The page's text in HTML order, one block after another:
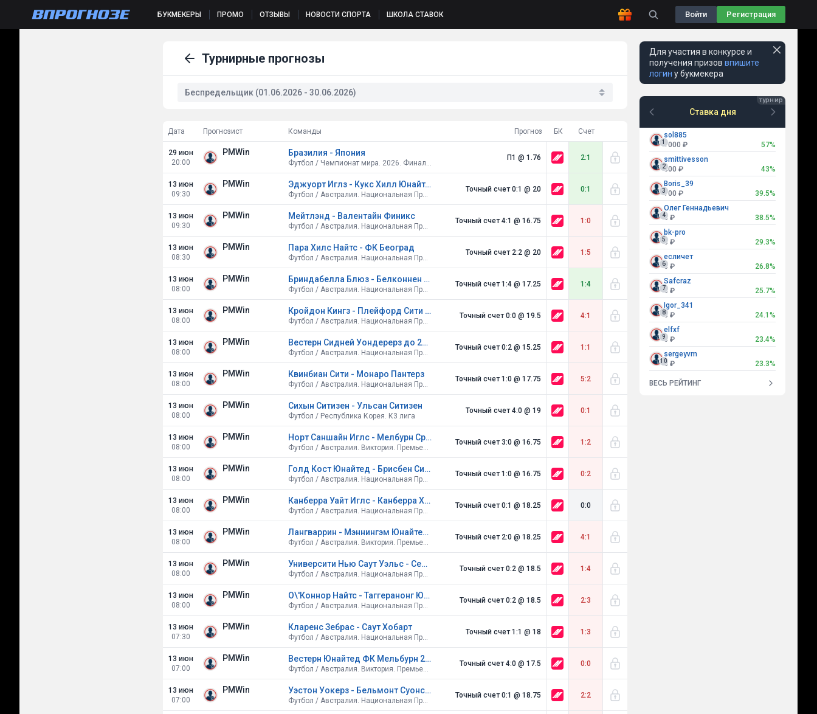
БУКМЕКЕРЫ ПРОМО ОТЗЫВЫ НОВОСТИ СПОРТА ШКОЛА СТАВОК Войти Регистрация
Турнирные прогнозы
Беспредельщик (01.06.2026 - 30.06.2026)
Дата Прогнозист Команды Прогноз БК Счет
29 июн
20:00
PMWin Бразилия - Япония
Футбол / Чемпионат мира. 2026. Финальный турнир. США, Канада, Мексика. Плей-офф. 1/16 финала
П1 @ 1.76 2:1
13 июн
09:30
PMWin Эджуорт Иглз - Кукс Хилл Юнайтед
Футбол / Австралия. Национальная Премьер-лига. Новый Южный Уэльс. Север
Точный счет 0:1 @ 20 0:1
13 июн
09:30
PMWin Мейтлэнд - Валентайн Финикс
Футбол / Австралия. Национальная Премьер-лига. Новый Южный Уэльс. Север
Точный счет 4:1 @ 16.75 1:0
13 июн
08:30
PMWin Пара Хилс Найтс - ФК Београд
Футбол / Австралия. Национальная Премьер-лига. Южная Австралия
Точный счет 2:2 @ 20 1:5
13 июн
08:00
PMWin Бриндабелла Блюз - Белконнен Юнайтед
Футбол / Австралия. Национальная Премьер-лига. Столичная территория
Точный счет 1:4 @ 17.25 1:4
13 июн
08:00
PMWin Кройдон Кингз - Плейфорд Сити Пэтриотс
Футбол / Австралия. Национальная Премьер-лига. Южная Австралия
Точный счет 0:0 @ 19.5 4:1
13 июн
08:00
PMWin Вестерн Сидней Уондерерз до 21 - Сент-Джордж Сити ФА
Футбол / Австралия. Национальная Премьер-лига. Новый Южный Уэльс
Точный счет 0:2 @ 15.25 1:1
13 июн
08:00
PMWin Квинбиан Сити - Монаро Пантерз
Футбол / Австралия. Национальная Премьер-лига. Столичная территория
Точный счет 1:0 @ 17.75 5:2
13 июн
08:00
PMWin Сихын Ситизен - Ульсан Ситизен
Футбол / Республика Корея. К3 лига
Точный счет 4:0 @ 19 0:1
13 июн
08:00
PMWin Норт Саншайн Иглс - Мелбурн Србия
Футбол / Австралия. Виктория. Премьер-лига 1
Точный счет 3:0 @ 16.75 1:2
13 июн
08:00
PMWin Голд Кост Юнайтед - Брисбен Сити
Футбол / Австралия. Национальная Премьер-лига. Квинсленд
Точный счет 1:0 @ 16.75 0:2
13 июн
08:00
PMWin Канберра Уайт Иглс - Канберра Хорватия
Футбол / Австралия. Национальная Премьер-лига. Столичная территория
Точный счет 0:1 @ 18.25 0:0
13 июн
08:00
PMWin Лангваррин - Мэннингэм Юнайтед Блюз
Футбол / Австралия. Виктория. Премьер-лига 1
Точный счет 2:0 @ 18.25 4:1
13 июн
08:00
PMWin Университи Нью Саут Уэльс - Сент-Джордж Саинтс
Футбол / Австралия. Национальная Премьер-лига. Новый Южный Уэльс
Точный счет 0:2 @ 18.5 1:4
13 июн
08:00
PMWin О\'Коннор Найтс - Таггеранонг Юнайтед
Футбол / Австралия. Национальная Премьер-лига. Столичная территория
Точный счет 0:2 @ 18.5 2:3
13 июн
07:30
PMWin Кларенс Зебрас - Саут Хобарт
Футбол / Австралия. Национальная Премьер-лига. Тасмания
Точный счет 1:1 @ 18 1:3
13 июн
07:00
PMWin Вестерн Юнайтед ФК Мельбурн 2 - Порт Мельбурн Шаркс
Футбол / Австралия. Виктория. Премьер-лига 1
Точный счет 4:0 @ 17.5 0:0
13 июн
07:00
PMWin Уэстон Уокерз - Бельмонт Суонси Юнайтед
Футбол / Австралия. Национальная Премьер-лига. Новый Южный Уэльс. Север
Точный счет 0:1 @ 18.75 2:2
Для участия в конкурсе и
получения призов впишите
логин у букмекера
Ставка дня
1
sol885
1000 ₽
57%
2
smittivesson
800 ₽
43%
3
Boris_39
700 ₽
39.5%
4
Олег Геннадьевич
0 ₽
38.5%
5
bk-pro
0 ₽
29.3%
6
есличет
0 ₽
26.8%
7
Safcraz
0 ₽
25.7%
8
Igor_341
0 ₽
24.1%
9
elfxf
0 ₽
23.4%
10
sergeyvm
0 ₽
23.3%
ВЕСЬ РЕЙТИНГ